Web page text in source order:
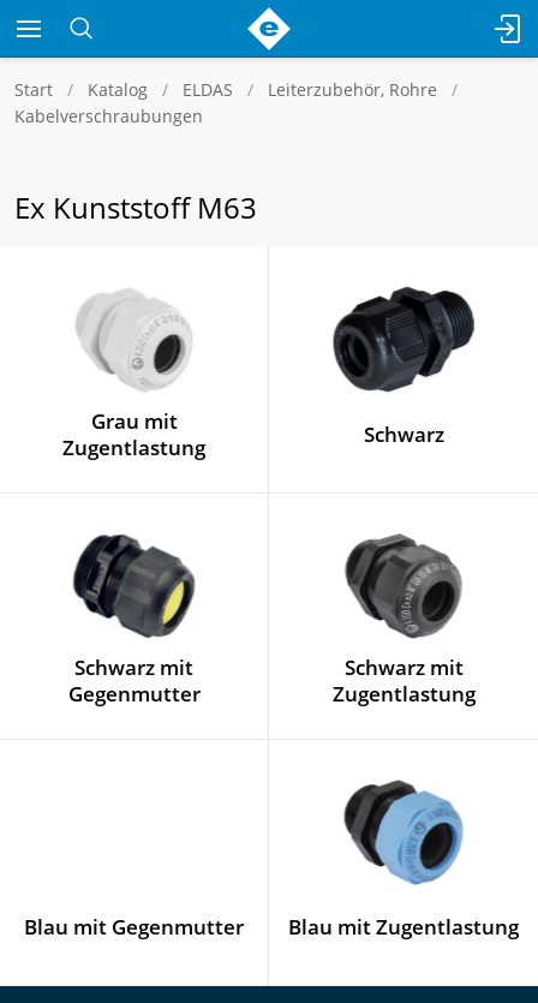
Start Katalog ELDAS
Leiterzubehör, Rohre
Kabelverschraubungen
Ex Kunststoff M63
Grau mit
Zugentlastung
Schwarz
Schwarz mit
Gegenmutter
Schwarz mit
Zugentlastung
Blau mit Gegenmutter Blau mit Zugentlastung